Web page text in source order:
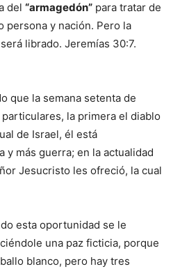
del “armagedón” para tratar de
persona y nación. Pero la
librado. Jeremías 30:7.
que la semana setenta de
la primera el diablo
de Israel, él está
y más guerra; en la actualidad
Jesucristo les ofreció, la cual
esta oportunidad se le
una paz ficticia, porque
blanco, pero hay tres